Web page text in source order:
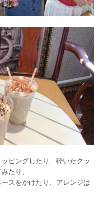
ピングしたり、砕いたクッ
たり、
スをかけたり、アレンジは